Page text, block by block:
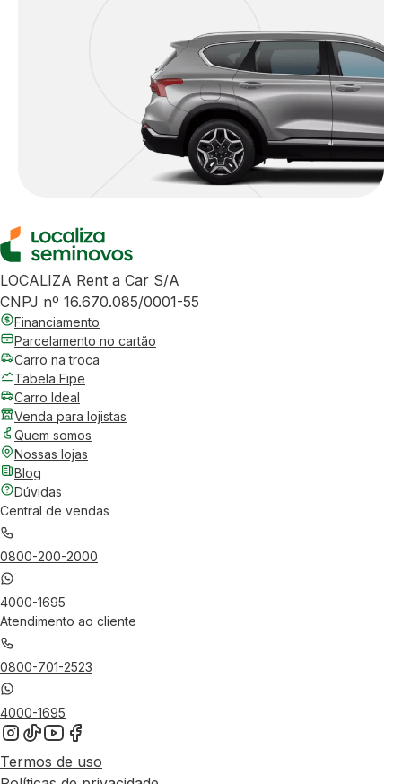
LOCALIZA Rent a Car S/A
CNPJ nº 16.670.085/0001-55
Financiamento
Parcelamento no cartão
Carro na troca
Tabela Fipe
Carro Ideal
Venda para lojistas
Quem somos
Nossas lojas
Blog
Dúvidas
Central de vendas
0800-200-2000
4000-1695
Atendimento ao cliente
0800-701-2523
4000-1695
Termos de uso